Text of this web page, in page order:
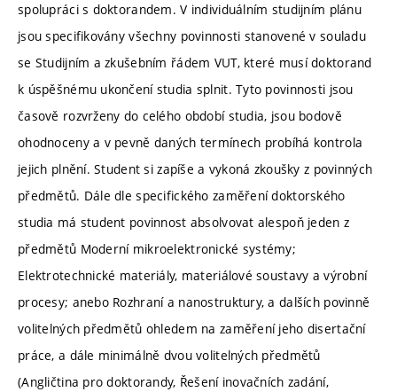
spolupráci s doktorandem. V individuálním studijním plánu
jsou specifikovány všechny povinnosti stanovené v souladu
se Studijním a zkušebním řádem VUT, které musí doktorand
k úspěšnému ukončení studia splnit. Tyto povinnosti jsou
časově rozvrženy do celého období studia, jsou bodově
ohodnoceny a v pevně daných termínech probíhá kontrola
jejich plnění. Student si zapíše a vykoná zkoušky z povinných
předmětů. Dále dle specifického zaměření doktorského
studia má student povinnost absolvovat alespoň jeden z
předmětů Moderní mikroelektronické systémy;
Elektrotechnické materiály, materiálové soustavy a výrobní
procesy; anebo Rozhraní a nanostruktury, a dalších povinně
volitelných předmětů ohledem na zaměření jeho disertační
práce, a dále minimálně dvou volitelných předmětů
(Angličtina pro doktorandy, Řešení inovačních zadání,